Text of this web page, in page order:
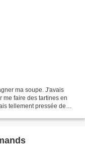
ma soupe. J'avais
me faire des tartines en
tellement pressée de